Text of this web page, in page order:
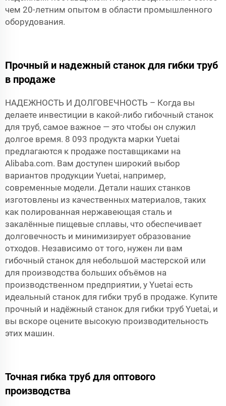
чем 20-летним опытом в области промышленного
оборудования.
Прочный и надежный станок для гибки труб
в продаже
НАДЕЖНОСТЬ И ДОЛГОВЕЧНОСТЬ – Когда вы
делаете инвестиции в какой-либо гибочный станок
для труб, самое важное — это чтобы он служил
долгое время. 8 093 продукта марки Yuetai
предлагаются к продаже поставщиками на
Alibaba.com. Вам доступен широкий выбор
вариантов продукции Yuetai, например,
современные модели. Детали наших станков
изготовлены из качественных материалов, таких
как полированная нержавеющая сталь и
закалённые пищевые сплавы, что обеспечивает
долговечность и минимизирует образование
отходов. Независимо от того, нужен ли вам
гибочный станок для небольшой мастерской или
для производства больших объёмов на
производственном предприятии, у Yuetai есть
идеальный станок для гибки труб в продаже. Купите
прочный и надёжный станок для гибки труб Yuetai, и
вы вскоре оцените высокую производительность
этих машин.
Точная гибка труб для оптового
производства